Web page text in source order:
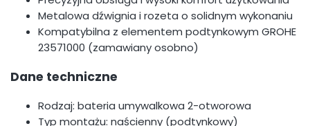
Metalowa dźwignia i rozeta o solidnym wykonaniu
Kompatybilna z elementem podtynkowym GROHE
23571000 (zamawiany osobno)
Dane techniczne
Rodzaj: bateria umywalkowa 2-otworowa
Typ montażu: naścienny (podtynkowy)